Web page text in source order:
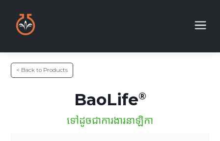
< Back to Products
BaoLife
ទៅដូចជាការងារនាឡិកា